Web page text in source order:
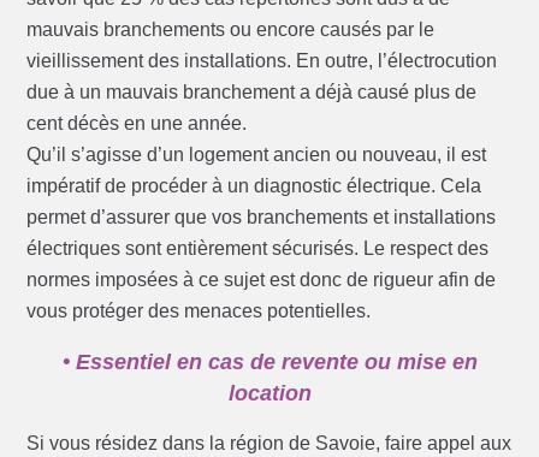
mauvais branchements ou encore causés par le
vieillissement des installations. En outre, l’électrocution
due à un mauvais branchement a déjà causé plus de
cent décès en une année.
Qu’il s’agisse d’un logement ancien ou nouveau, il est
impératif de procéder à un diagnostic électrique. Cela
permet d’assurer que vos branchements et installations
électriques sont entièrement sécurisés. Le respect des
normes imposées à ce sujet est donc de rigueur afin de
vous protéger des menaces potentielles.
• Essentiel en cas de revente ou mise en
location
Si vous résidez dans la région de Savoie, faire appel aux